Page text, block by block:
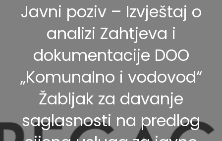
Javni poziv – Izvještaj o
analizi Zahtjeva i
dokumentacije DOO
„Komunalno i vodovod“
Žabljak za davanje
saglasnosti na predlog